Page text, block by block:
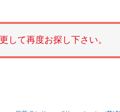
して再度お探し下さい。